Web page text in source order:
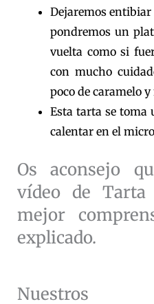
Dejaremos
pondremos un
vuelta como si
con mucho
poco de caramelo
Esta tarta se toma
calentar en el
Os aconsejo
vídeo de
mejor
explicado.
Nuestros